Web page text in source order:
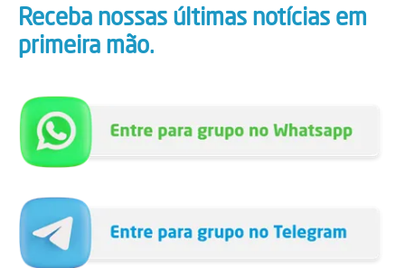
Receba nossas últimas notícias em
primeira mão.